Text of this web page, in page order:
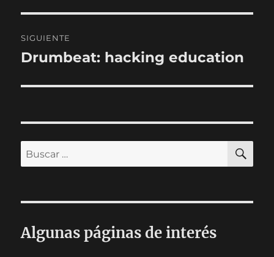
SIGUIENTE
Entrada
Drumbeat: hacking education
Buscar
por:
Algunas páginas de interés